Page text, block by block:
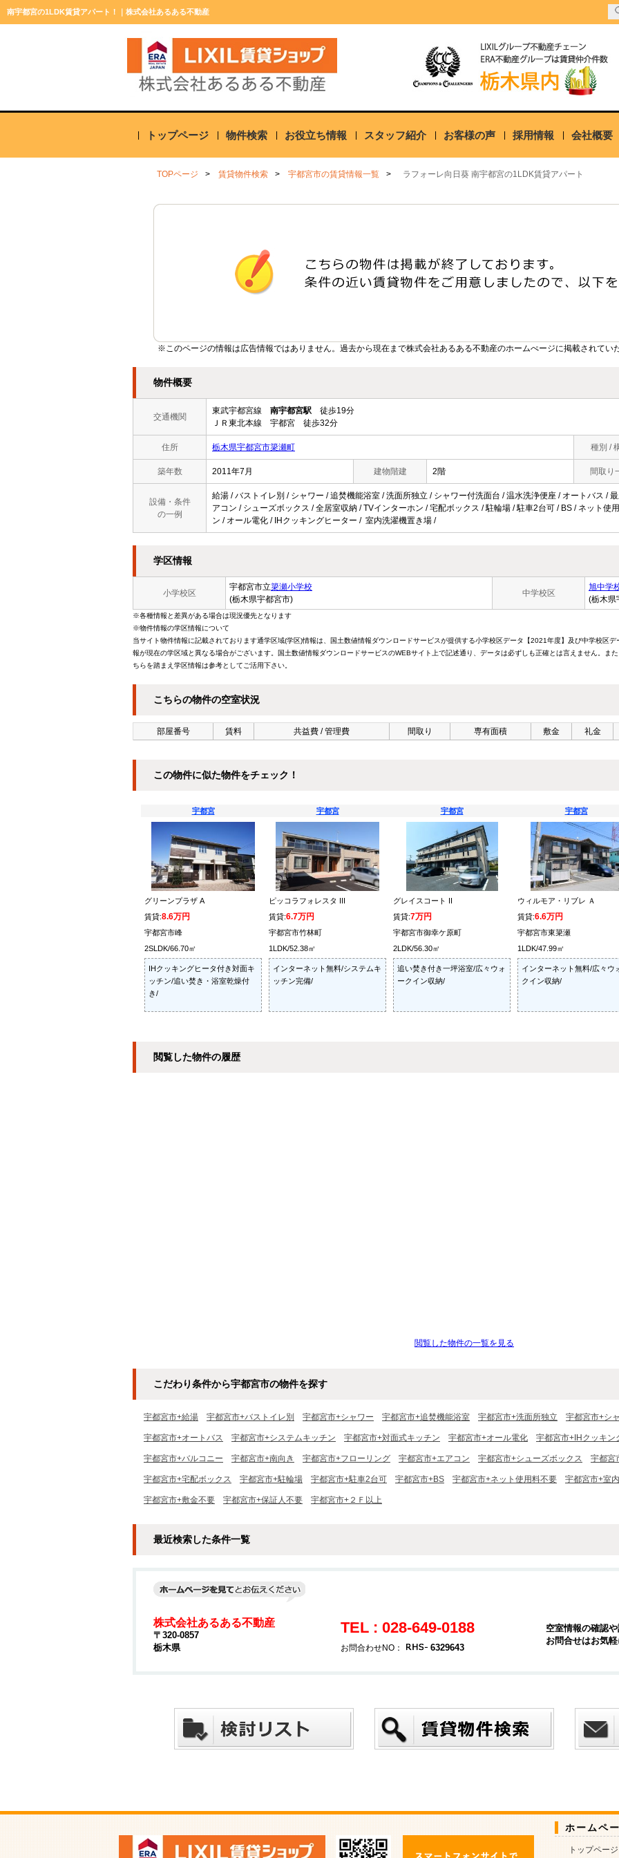
南宇都宮の1LDK賃貸アパート！｜株式会社あるある不動産
トップページ 物件検索 お役立ち情報 スタッフ紹介 お客様の声 採用情報 会社概要
TOPページ 賃貸物件検索 宇都宮市の賃貸情報一覧 ラフォーレ向日葵 南宇都宮の1LDK賃貸アパート
※このページの情報は広告情報ではありません。過去から現在まで株式会社あるある不動産のホームぺージに掲載されてい
物件概要
交通機関
東武宇都宮線 南宇都宮駅 徒歩19分
ＪＲ東北本線 宇都宮 徒歩32分
住所 栃木県宇都宮市簗瀬町 種別 /
築年数 2011年7月 建物階建 2階 間取り
設備・条件
の一例
給湯 / バストイレ別 / シャワー / 追焚機能浴室 / 洗面所独立 / シャワー付洗面台 / 温水洗浄便座 / オートバス /
アコン / シューズボックス / 全居室収納 / TVインターホン / 宅配ボックス / 駐輪場 / 駐車2台可 / BS / ネット使
ン / オール電化 / IHクッキングヒーター / 室内洗濯機置き場 /
学区情報
小学校区
宇都宮市立簗瀬小学校
(栃木県宇都宮市)
中学校区
旭中学
(栃木県
※各種情報と差異がある場合は現況優先となります
※物件情報の学区情報について
当サイト物件情報に記載されております通学区域(学区)情報は、国土数値情報ダウンロードサービスが提供する小学校区データ【2021年度】及び中学校区
報が現在の学区域と異なる場合がございます。国土数値情報ダウンロードサービスのWEBサイト上で記述通り、データは必ずしも正確とは言えません。ま
ちらを踏まえ学区情報は参考としてご活用下さい。
こちらの物件の空室状況
部屋番号 賃料 共益費 / 管理費 間取り 専有面積 敷金 礼金
この物件に似た物件をチェック！
宇都宮
グリーンプラザ A
賃貸:8.6万円
宇都宮市峰
2SLDK/66.70㎡
IHクッキングヒータ付き対面キ
ッチン/追い焚き・浴室乾燥付
き/
宇都宮
ピッコラフォレスタ III
賃貸:6.7万円
宇都宮市竹林町
1LDK/52.38㎡
インターネット無料/システムキ
ッチン完備/
宇都宮
グレイスコート II
賃貸:7万円
宇都宮市御幸ケ原町
2LDK/56.30㎡
追い焚き付き一坪浴室/広々ウォ
ークイン収納/
宇都宮
ウィルモア・リブレ Ａ
賃貸:6.6万円
宇都宮市東簗瀬
1LDK/47.99㎡
インターネット無料/広々ウ
クイン収納/
閲覧した物件の履歴
閲覧した物件の一覧を見る
こだわり条件から宇都宮市の物件を探す
宇都宮市+給湯 宇都宮市+バストイレ別 宇都宮市+シャワー 宇都宮市+追焚機能浴室 宇都宮市+洗面所独立 宇都宮市+シ
宇都宮市+オートバス 宇都宮市+システムキッチン 宇都宮市+対面式キッチン 宇都宮市+オール電化 宇都宮市+IHクッキン
宇都宮市+バルコニー 宇都宮市+南向き 宇都宮市+フローリング 宇都宮市+エアコン 宇都宮市+シューズボックス 宇都宮
宇都宮市+宅配ボックス 宇都宮市+駐輪場 宇都宮市+駐車2台可 宇都宮市+BS 宇都宮市+ネット使用料不要 宇都宮市+室
宇都宮市+敷金不要 宇都宮市+保証人不要 宇都宮市+２Ｆ以上
最近検索した条件一覧
株式会社あるある不動産
〒320-0857
栃木県
TEL : 028-649-0188
お問合わせNO： 6329643
空室情報の確認
お問合せはお気
ホームペ
トップページ